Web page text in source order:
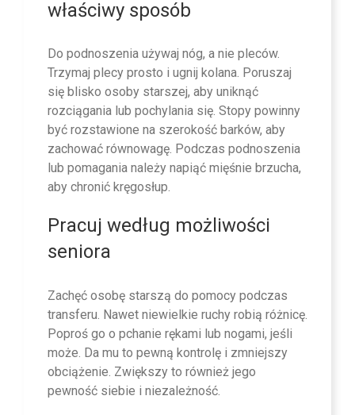
właściwy sposób
Do podnoszenia używaj nóg, a nie pleców.
Trzymaj plecy prosto i ugnij kolana. Poruszaj
się blisko osoby starszej, aby uniknąć
rozciągania lub pochylania się. Stopy powinny
być rozstawione na szerokość barków, aby
zachować równowagę. Podczas podnoszenia
lub pomagania należy napiąć mięśnie brzucha,
aby chronić kręgosłup.
Pracuj według możliwości
seniora
Zachęć osobę starszą do pomocy podczas
transferu. Nawet niewielkie ruchy robią różnicę.
Poproś go o pchanie rękami lub nogami, jeśli
może. Da mu to pewną kontrolę i zmniejszy
obciążenie. Zwiększy to również jego
pewność siebie i niezależność.